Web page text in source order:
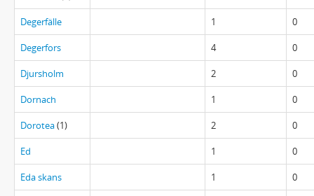
Degerfälle 1 0
Degerfors 4 0
Djursholm 2 0
Dornach 1 0
Dorotea(1) 2 0
Ed 1 0
Eda skans 1 0